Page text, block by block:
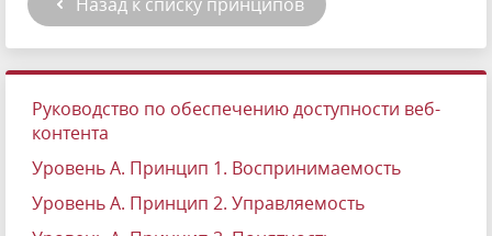
Руководство по обеспечению доступности веб-
контента
Уровень А. Принцип 1. Воспринимаемость
Уровень А. Принцип 2. Управляемость